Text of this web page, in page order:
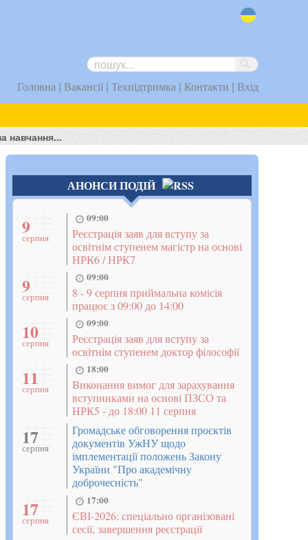
Головна | Вакансії| Техпідтримка | Контакти | Вхід
навчання...
АНОНСИ ПОДІЙ
9
серпня
09:00
Реєстрація заяв для вступу за
освітнім ступенем магістр на основі
НРК6 / НРК7
9
серпня
09:00
8 - 9 серпня приймальна комісія
працює з 09:00 до 14:00
10
серпня
09:00
Реєстрація заяв для вступу за
освітнім ступенем доктор філософії
11
серпня
18:00
Виконання вимог для зарахування
вступниками на основі ПЗСО та
НРК5 - до 18:00 11 серпня
17
серпня
Громадське обговорення проєктів
документів УжНУ щодо
імплементації положень Закону
України "Про академічну
доброчесність"
17
серпня
17:00
ЄВІ-2026: спеціально організовані
сесії, завершення реєстрації